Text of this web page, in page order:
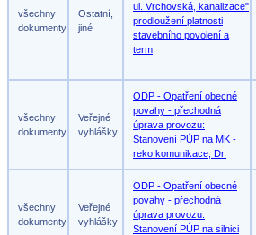
všechny
dokumenty
Ostatní,
jiné
ul. Vrchovská, kanalizace"
prodloužení platnosti
stavebního povolení a
term
všechny
dokumenty
Veřejné
vyhlášky
ODP - Opatření obecné
povahy - přechodná
úprava provozu:
Stanovení PÚP na MK -
reko komunikace, Dr.
všechny
dokumenty
Veřejné
vyhlášky
ODP - Opatření obecné
povahy - přechodná
úprava provozu:
Stanovení PÚP na silnici